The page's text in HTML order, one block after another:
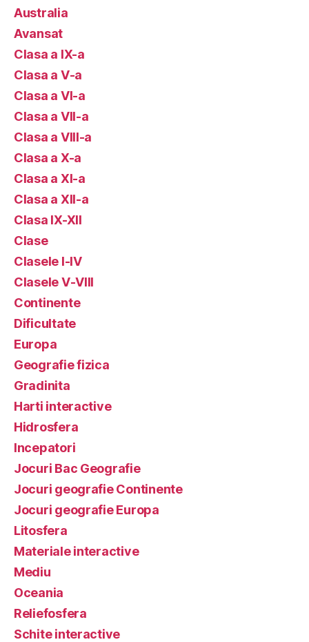
Australia
Avansat
Clasa a IX-a
Clasa a V-a
Clasa a VI-a
Clasa a VII-a
Clasa a VIII-a
Clasa a X-a
Clasa a XI-a
Clasa a XII-a
Clasa IX-XII
Clase
Clasele I-IV
Clasele V-VIII
Continente
Dificultate
Europa
Geografie fizica
Gradinita
Harti interactive
Hidrosfera
Incepatori
Jocuri Bac Geografie
Jocuri geografie Continente
Jocuri geografie Europa
Litosfera
Materiale interactive
Mediu
Oceania
Reliefosfera
Schite interactive